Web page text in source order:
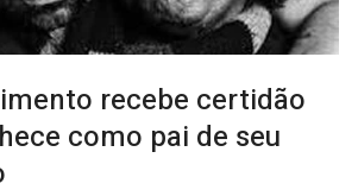
recebe certidão
como pai de seu